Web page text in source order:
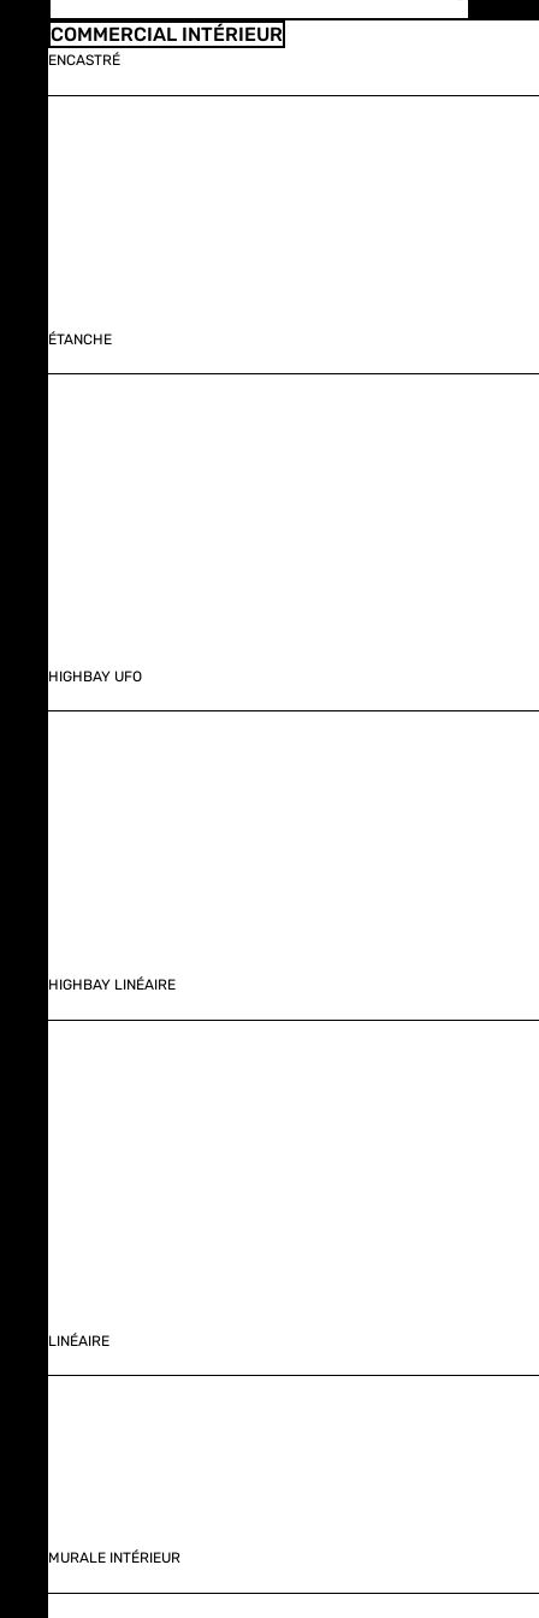
COMMERCIAL INTÉRIEUR
ENCASTRÉ
ÉTANCHE
HIGHBAY UFO
HIGHBAY LINÉAIRE
LINÉAIRE
MURALE INTÉRIEUR